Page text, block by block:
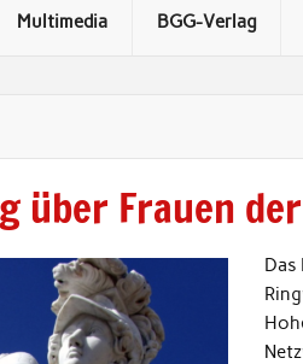
Multimedia BGG-Verlag
über Frauen
Das